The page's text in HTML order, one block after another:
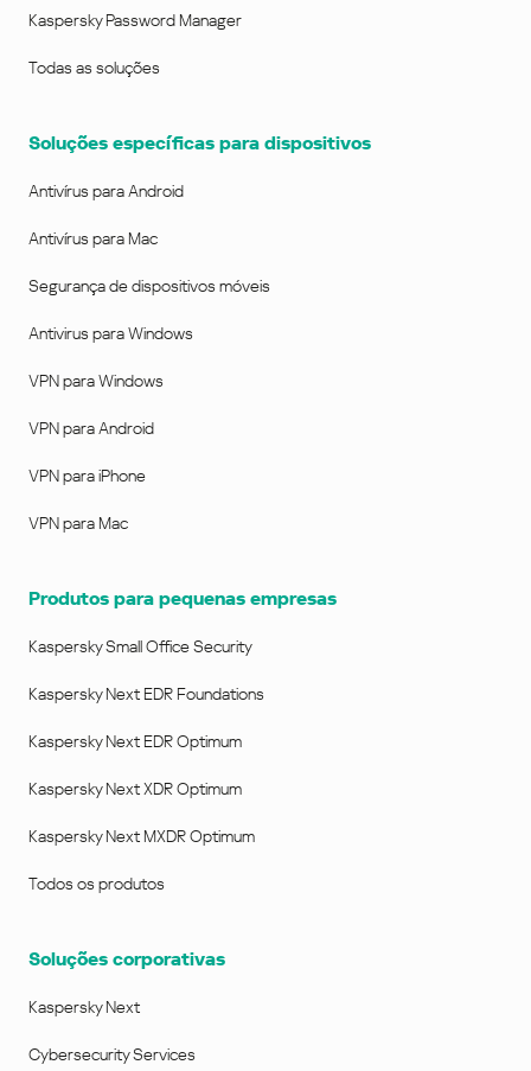
Kaspersky Password Manager
Todas as soluções
Soluções específicas para dispositivos
Antivírus para Android
Antivírus para Mac
Segurança de dispositivos móveis
Antivirus para Windows
VPN para Windows
VPN para Android
VPN para iPhone
VPN para Mac
Produtos para pequenas empresas
Kaspersky Small Office Security
Kaspersky Next EDR Foundations
Kaspersky Next EDR Optimum
Kaspersky Next XDR Optimum
Kaspersky Next MXDR Optimum
Todos os produtos
Soluções corporativas
Kaspersky Next
Cybersecurity Services